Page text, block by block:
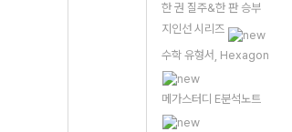
한 권 질주&한 판 승부
지인선 시리즈
수학 유형서, Hexagon
메가스터디 E분석노트